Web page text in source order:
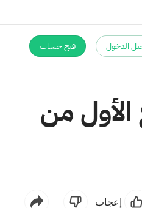
الدخول فتح حساب
الأول من
إعجاب